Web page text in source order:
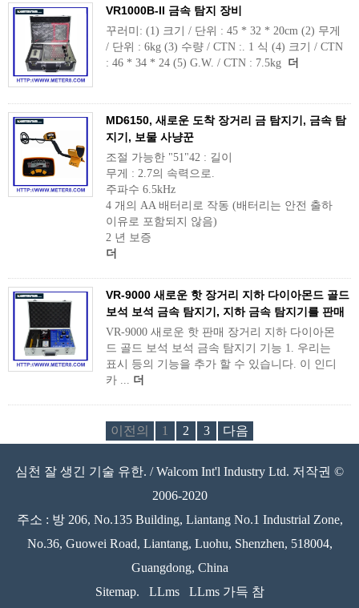
VR1000B-II 금속 탐지 장비
꾸러미: (1) 크기 / 단위 : 45 * 32 * 20cm (2) 무게
/ 단위 : 6kg (3) 수량 / CTN :. 1 식 (4) 크기 / CTN
: 46 * 34 * 24 (5) G.W. / CTN : 7.5kg 더
MD6150, 새로운 도착 장거리 금 탐지기, 금속 탐
지기, 보물 사냥꾼
조절 가능한 "51"42 : 길이
무게 : 2.7의 속력으로.
주파수 6.5kHz
4 개의 AA 배터리로 작동 (배터리는 안전 출하
이유로 포함되지 않음)
2 년 보증
더
VR-9000 새로운 핫 장거리 지하 다이아몬드 골드
보석 보석 금속 탐지기, 지하 금속 탐지기를 판매
VR-9000 새로운 핫 판매 장거리 지하 다이아몬
드 골드 보석 보석 금속 탐지기 기능 1. 우리는
표시 등의 기능을 추가 할 수 있습니다. 이 인디
카 ... 더
이전의 1 2 3 다음
심천 잘 생긴 기술 유한. / Walcom Int'l Industry Ltd. 저작권 ©
2006-2020
주소 : 방 206, No.135 Building, Liantang No.1 Industrial Zone,
No.36, Guowei Road, Liantang, Luohu, Shenzhen, 518004,
Guangdong, China
Sitemap.
LLms LLms 가득 참